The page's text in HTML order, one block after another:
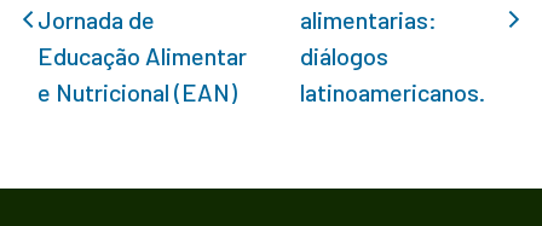
Jornada de
Educação Alimentar
e Nutricional (EAN)
alimentarias:
diálogos
latinoamericanos.